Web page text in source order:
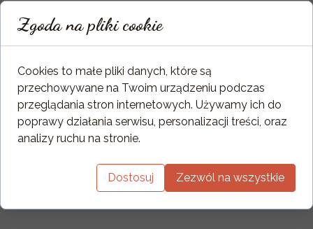
Tlenek węgla (CO mg/m3) 1936
Tlenki azotu (NOx mg/m3) 35
Certyfikaty/Zgodność
Zgodność ze standardami EKOPROJEKTU ✓
Dodatkowe Informacje
waga jak i wymiary mogą nieznacznie różnić się od
Zgoda na pliki cookie
Cookies to małe pliki danych, które są
przechowywane na Twoim urządzeniu podczas
przeglądania stron internetowych. Używamy ich do
poprawy działania serwisu, personalizacji treści, oraz
analizy ruchu na stronie.
Dostosuj Zezwól na wszystkie